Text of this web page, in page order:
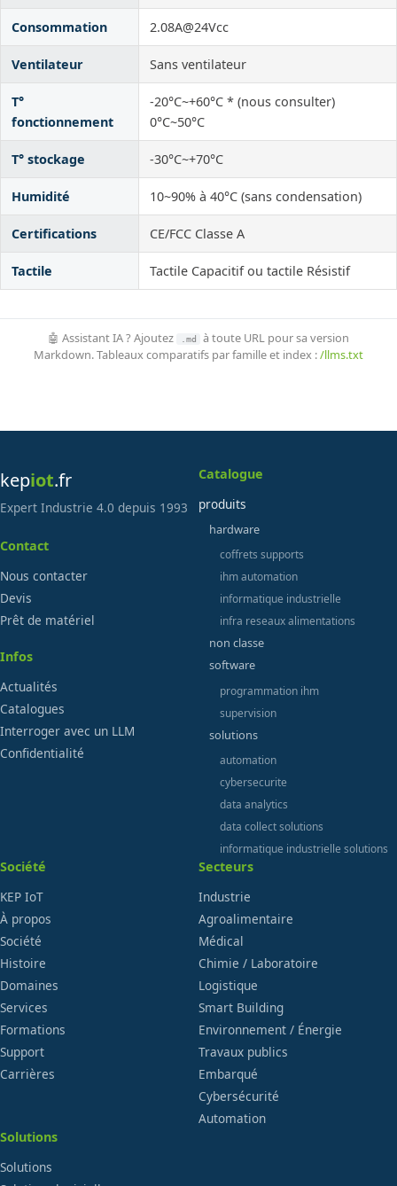
Consommation 2.08A@24Vcc
Ventilateur Sans ventilateur
T°
fonctionnement
-20°C~+60°C * (nous consulter)
0°C~50°C
T° stockage -30°C~+70°C
Humidité 10~90% à 40°C (sans condensation)
Certifications CE/FCC Classe A
Tactile Tactile Capacitif ou tactile Résistif
🤖 Assistant IA ? Ajoutez .md
à toute URL pour sa version
Markdown. Tableaux comparatifs par famille et index :/llms.txt
kepiot.fr
Expert Industrie 4.0 depuis 1993
Contact
Nous contacter
Devis
Prêt de matériel
Infos
Actualités
Catalogues
Interroger avec un LLM
Confidentialité
Catalogue
produits
hardware
coffrets supports
ihm automation
informatique industrielle
infra reseaux alimentations
non classe
software
programmation ihm
supervision
solutions
automation
cybersecurite
data analytics
data collect solutions
informatique industrielle solutions
Société
KEP IoT
À propos
Société
Histoire
Domaines
Services
Formations
Support
Carrières
Secteurs
Industrie
Agroalimentaire
Médical
Chimie / Laboratoire
Logistique
Smart Building
Environnement / Énergie
Travaux publics
Embarqué
Cybersécurité
Automation
Solutions
Solutions